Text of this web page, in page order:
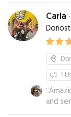
Carla ·
1
“Amazing
and